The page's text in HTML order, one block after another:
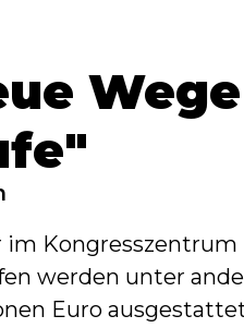
im
werden unter
Euro